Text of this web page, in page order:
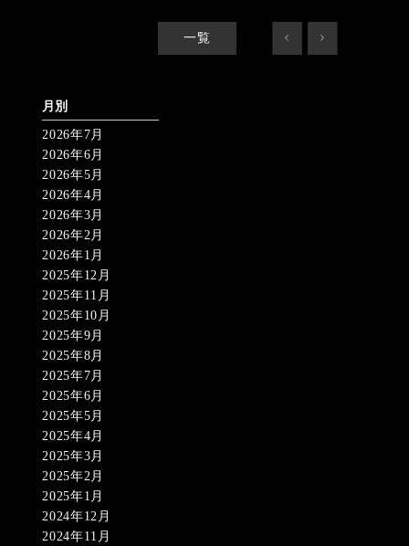
一覧 < >
月別
2026年7月
2026年6月
2026年5月
2026年4月
2026年3月
2026年2月
2026年1月
2025年12月
2025年11月
2025年10月
2025年9月
2025年8月
2025年7月
2025年6月
2025年5月
2025年4月
2025年3月
2025年2月
2025年1月
2024年12月
2024年11月